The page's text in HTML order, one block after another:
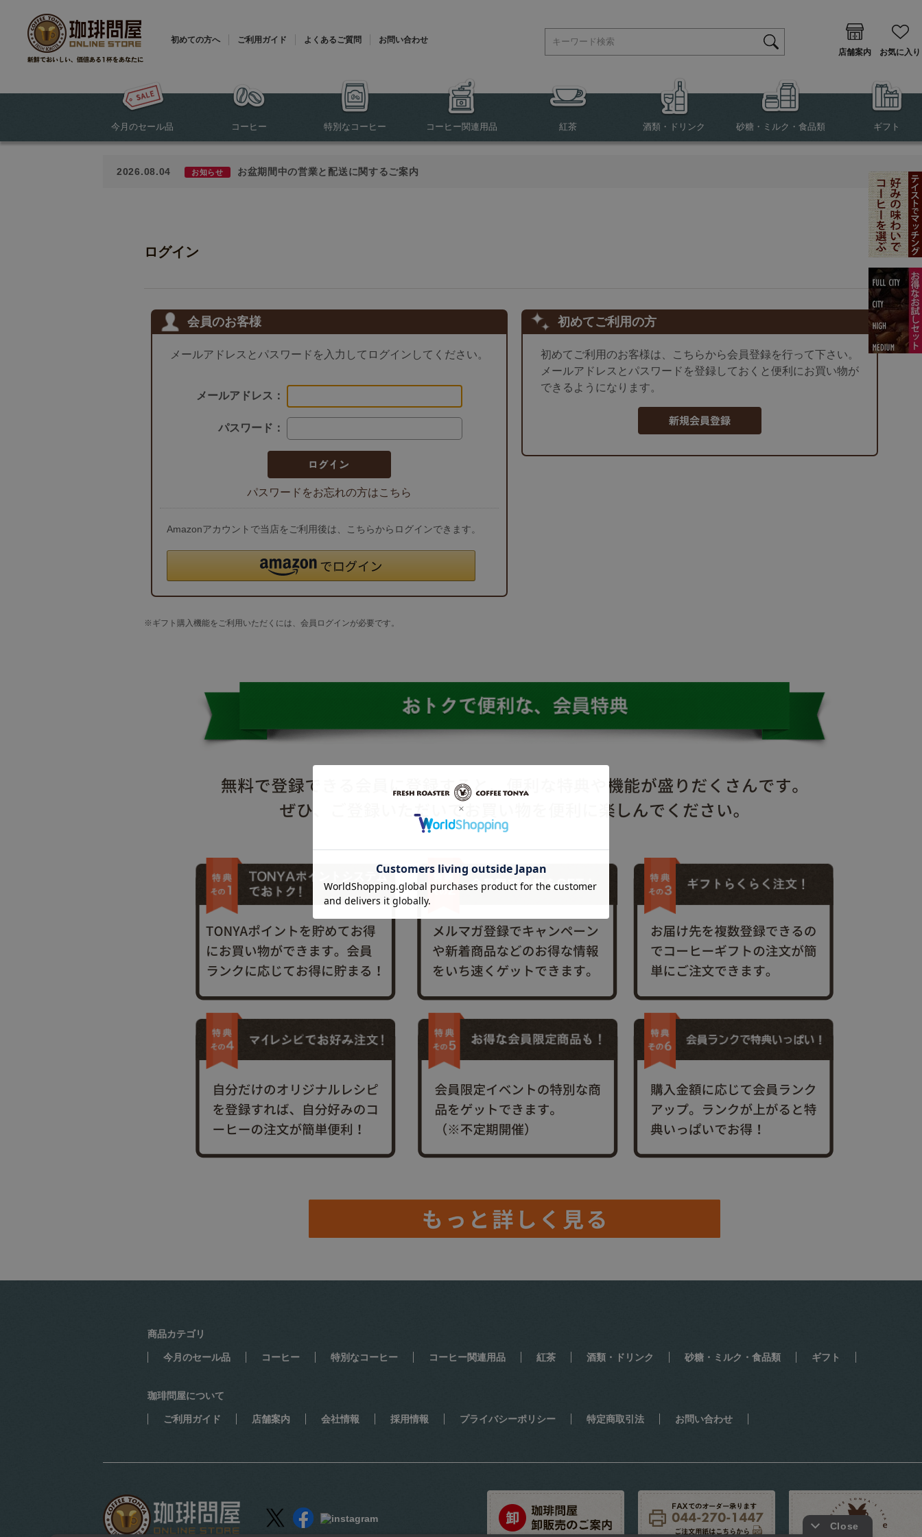
初めての方へ ご利用ガイド よくあるご質問
お問い合わせ
店舗案内
お気に入り
今月のセール品 コーヒー 特別なコーヒー コーヒー関連用品 紅茶 酒類・ドリンク 砂糖・ミルク・食品類 ギフト
2026.08.04 お知らせ お盆期間中の営業と配送に関するご案内
ログイン
会員のお客様
メールアドレスとパスワードを入力してログインしてください。
メールアドレス：
パスワード：
パスワードをお忘れの方はこちら
Amazonアカウントで当店をご利用後は、こちらからログインできます。
初めてご利用の方
初めてご利用のお客様は、こちらから会員登録を行って下さい。
メールアドレスとパスワードを登録しておくと便利にお買い物が
できるようになります。
※ギフト購入機能をご利用いただくには、会員ログインが必要です。
商品カテゴリ
今月のセール品 コーヒー 特別なコーヒー コーヒー関連用品 紅茶 酒類・ドリンク 砂糖・ミルク・食品類 ギフト
珈琲問屋について
ご利用ガイド 店舗案内 会社情報 採用情報 プライバシーポリシー 特定商取引法 お問い合わせ